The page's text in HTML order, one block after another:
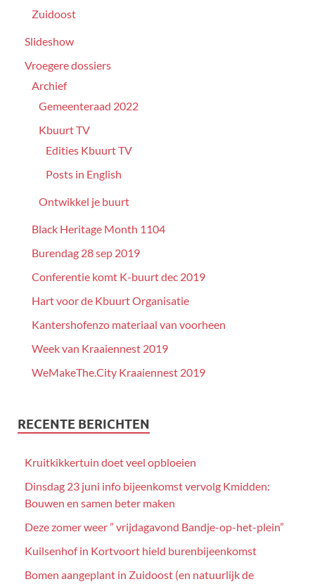
Zuidoost
Slideshow
Vroegere dossiers
Archief
Gemeenteraad 2022
Kbuurt TV
Edities Kbuurt TV
Posts in English
Ontwikkel je buurt
Black Heritage Month 1104
Burendag 28 sep 2019
Conferentie komt K-buurt dec 2019
Hart voor de Kbuurt Organisatie
Kantershofenzo materiaal van voorheen
Week van Kraaiennest 2019
WeMakeThe.City Kraaiennest 2019
RECENTE BERICHTEN
Kruitkikkertuin doet veel opbloeien
Dinsdag 23 juni info bijeenkomst vervolg Kmidden:
Bouwen en samen beter maken
Deze zomer weer ” vrijdagavond Bandje-op-het-plein”
Kuilsenhof in Kortvoort hield burenbijeenkomst
Bomen aangeplant in Zuidoost (en natuurlijk de